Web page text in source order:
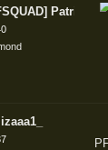
Patrick_D